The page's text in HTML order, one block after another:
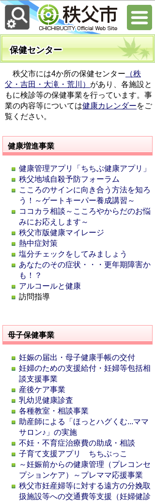
保健センター
秩父市には4か所の保健センター （秩
父・吉田・大滝・荒川） があり、各施設と
もに検診等の保健事業を行っています。事
業の内容等については健康カレンダーをご
覧ください。
健康増進事業
健康管理アプリ「ちちぶ健康アプリ」
秩父地域自殺予防フォーラム
こころのサインに向き合う方法を知ろ
う！～ゲートキーパー養成講習～
ココカラ相談～こころやからだのお悩
みにお応えします～
秩父市版健康マイレージ
熱中症対策
塩分チェックをしてみましょう
あなたのその症状・・・更年期障害か
も！？
アルコールと健康
訪問指導
母子保健事業
妊娠の届出・母子健康手帳の交付
妊婦のための支援給付・妊婦等包括相
談支援事業
産後ケア事業
乳幼児健康診査
各種教室・相談事業
助産師による「ほっとハグくむ...ママ
サロン♪」の実施
不妊・不育症治療費の助成・相談
子育て支援アプリ ちちぶっこ
～妊娠前からの健康管理（プレコンセ
プションケア）～プレママ応援事業
秩父市妊産婦等に対する遠方の分娩取
扱施設等への交通費等支援（妊婦健診